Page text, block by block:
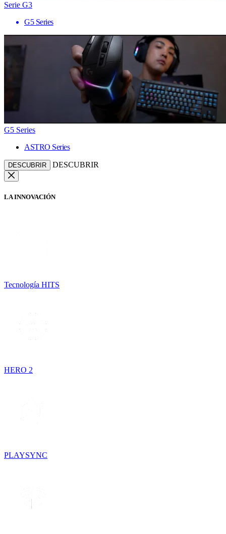
Serie G3
G5 Series
G5 Series
ASTRO Series
DESCUBRIR DESCUBRIR
LA INNOVACIÓN
Tecnología HITS
HERO 2
PLAYSYNC